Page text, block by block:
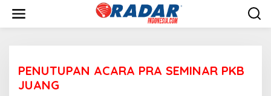
w
PENUTUPAN ACARA PRA SEMINAR PKB
JUANG